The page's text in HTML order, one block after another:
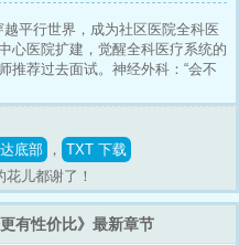
越平行世界，成为社区医院全科医
心医院扩建，觉醒全科医疗系统的
推荐过去面试。神经外科：“会不
术？”林逸：“也会亿点。”影像
科主任嫌弃的摇头，“什么都会一
么都...
底部 ， TXT 下载
儿都谢了！
有性价比》最新章节